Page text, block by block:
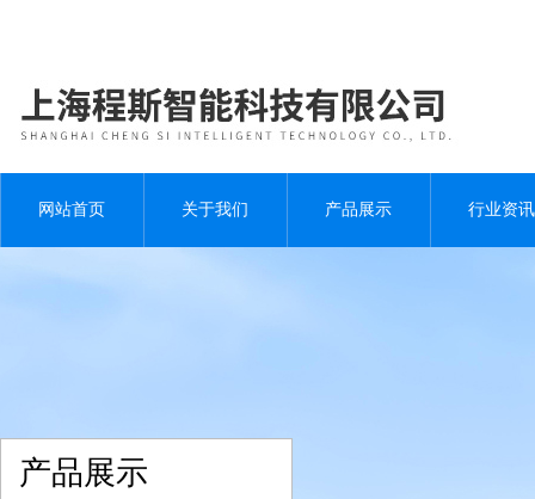
网站首页 关于我们 产品展示 行业资讯
产品展示